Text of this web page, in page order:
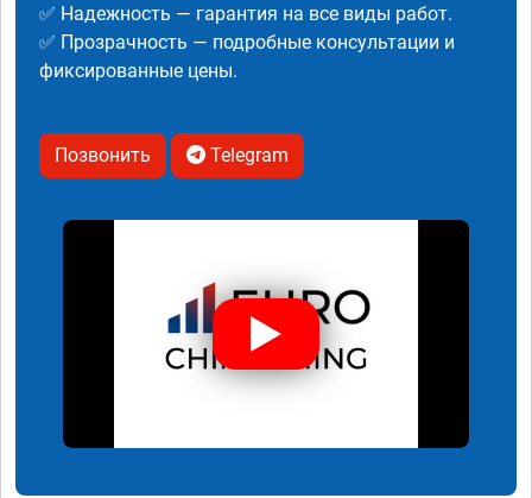
✅ Надежность — гарантия на все виды работ.
✅ Прозрачность — подробные консультации и
фиксированные цены.
Позвонить Telegram